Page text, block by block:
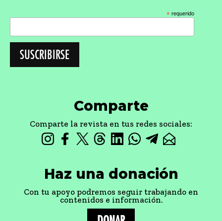
* requerido
Comparte
Comparte la revista en tus redes sociales:
Haz una donación
Con tu apoyo podremos seguir trabajando en
contenidos e información.